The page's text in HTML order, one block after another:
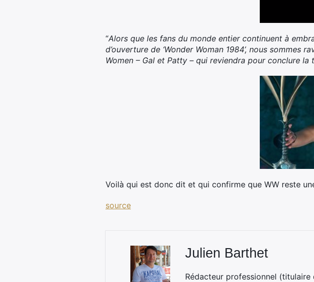
“Alors que les fans du monde entier continuent à
d’ouverture de ‘Wonder Woman 1984’, nous
Women – Gal et Patty – qui reviendra pour conclure
Voilà qui est donc dit et qui confirme que WW reste
source
Julien Barthet
Rédacteur professionnel